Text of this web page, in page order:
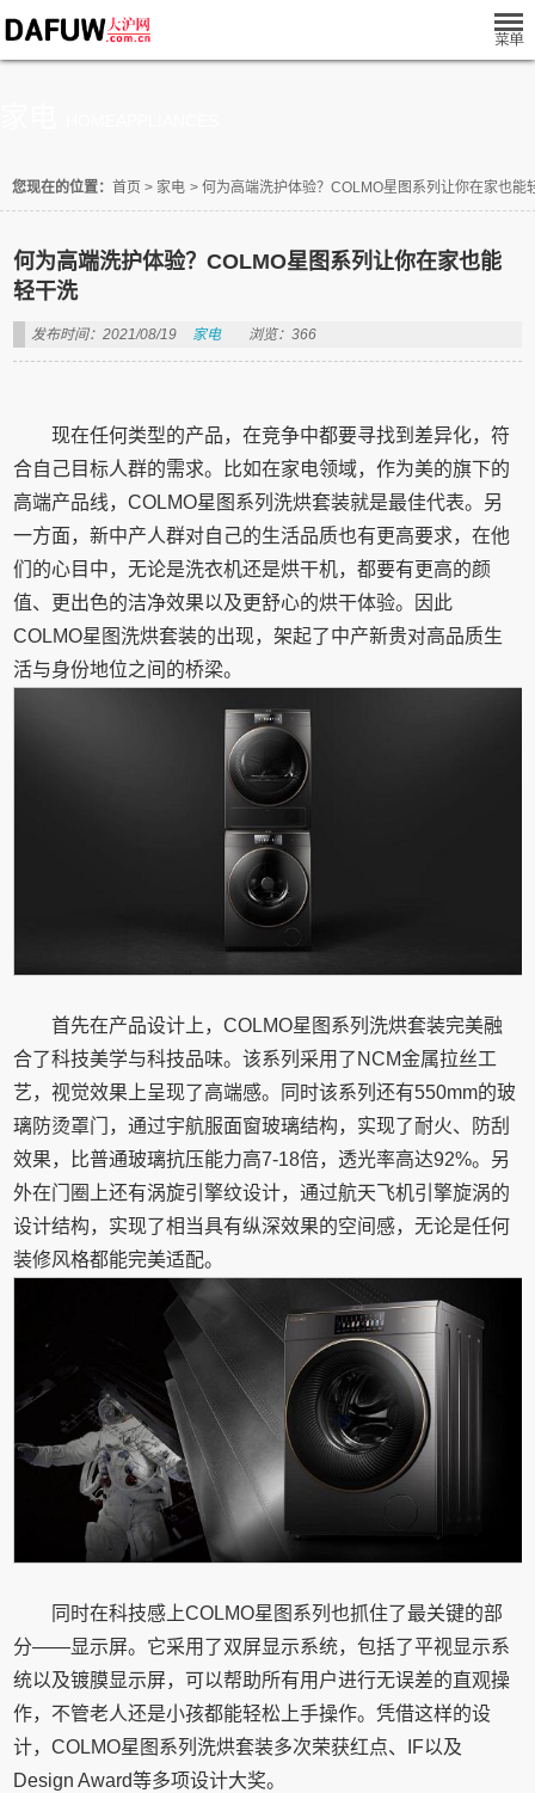
您现在的位置： 首页 > 家电 > 何为高端洗护体验？COLMO星图系列让你在家也能
何为高端洗护体验？COLMO星图系列让你在家也能
轻干洗
发布时间：2021/08/19 家电 浏览：366
现在任何类型的产品，在竞争中都要寻找到差异化，符
合自己目标人群的需求。比如在家电领域，作为美的旗下的
高端产品线，COLMO星图系列洗烘套装就是最佳代表。另
一方面，新中产人群对自己的生活品质也有更高要求，在他
们的心目中，无论是洗衣机还是烘干机，都要有更高的颜
值、更出色的洁净效果以及更舒心的烘干体验。因此
COLMO星图洗烘套装的出现，架起了中产新贵对高品质生
活与身份地位之间的桥梁。
首先在产品设计上，COLMO星图系列洗烘套装完美融
合了科技美学与科技品味。该系列采用了NCM金属拉丝工
艺，视觉效果上呈现了高端感。同时该系列还有550mm的玻
璃防烫罩门，通过宇航服面窗玻璃结构，实现了耐火、防刮
效果，比普通玻璃抗压能力高7-18倍，透光率高达92%。另
外在门圈上还有涡旋引擎纹设计，通过航天飞机引擎旋涡的
设计结构，实现了相当具有纵深效果的空间感，无论是任何
装修风格都能完美适配。
同时在科技感上COLMO星图系列也抓住了最关键的部
分——显示屏。它采用了双屏显示系统，包括了平视显示系
统以及镀膜显示屏，可以帮助所有用户进行无误差的直观操
作，不管老人还是小孩都能轻松上手操作。凭借这样的设
计，COLMO星图系列洗烘套装多次荣获红点、IF以及
Design Award等多项设计大奖。